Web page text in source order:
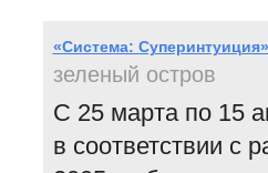
«Система:
зеленый остров
С 25 марта по 15
в соответствии с